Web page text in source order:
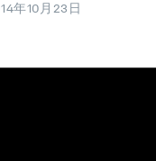
年10月23日